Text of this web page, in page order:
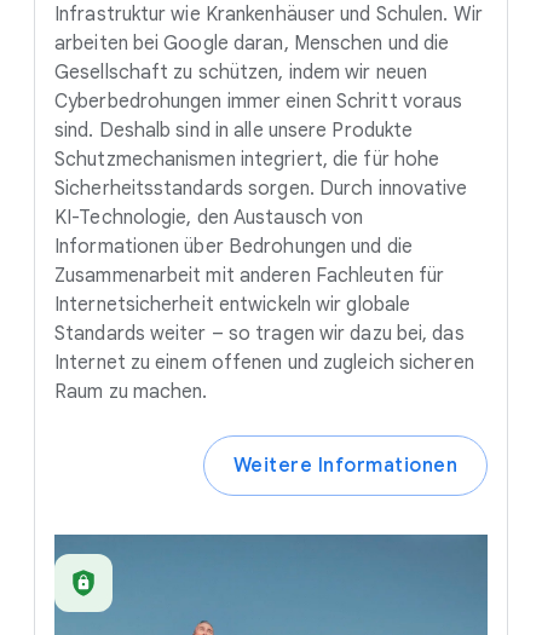
Infrastruktur wie Krankenhäuser und Schulen. Wir
arbeiten bei Google daran, Menschen und die
Gesellschaft zu schützen, indem wir neuen
Cyberbedrohungen immer einen Schritt voraus
sind. Deshalb sind in alle unsere Produkte
Schutzmechanismen integriert, die für hohe
Sicherheitsstandards sorgen. Durch innovative
KI-Technologie, den Austausch von
Informationen über Bedrohungen und die
Zusammenarbeit mit anderen Fachleuten für
Internetsicherheit entwickeln wir globale
Standards weiter – so tragen wir dazu bei, das
Internet zu einem offenen und zugleich sicheren
Raum zu machen.
Weitere Informationen